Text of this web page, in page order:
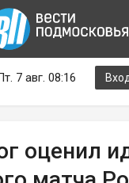
7 авг. 08:16
оценил